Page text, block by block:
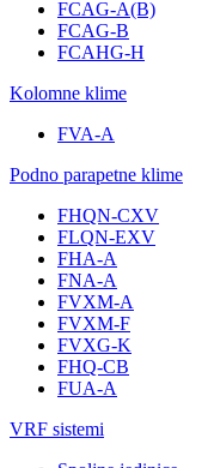
FCAG-A(B)
FCAG-B
FCAHG-H
Kolomne klime
FVA-A
Podno parapetne klime
FHQN-CXV
FLQN-EXV
FHA-A
FNA-A
FVXM-A
FVXM-F
FVXG-K
FHQ-CB
FUA-A
VRF sistemi